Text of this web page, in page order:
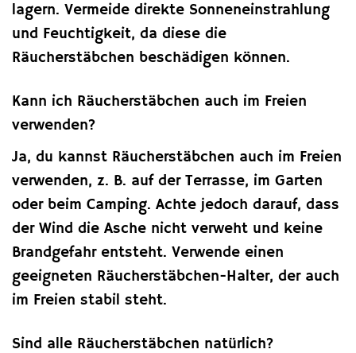
lagern. Vermeide direkte Sonneneinstrahlung
und Feuchtigkeit, da diese die
Räucherstäbchen beschädigen können.
Kann ich Räucherstäbchen auch im Freien
verwenden?
Ja, du kannst Räucherstäbchen auch im Freien
verwenden, z. B. auf der Terrasse, im Garten
oder beim Camping. Achte jedoch darauf, dass
der Wind die Asche nicht verweht und keine
Brandgefahr entsteht. Verwende einen
geeigneten Räucherstäbchen-Halter, der auch
im Freien stabil steht.
Sind alle Räucherstäbchen natürlich?